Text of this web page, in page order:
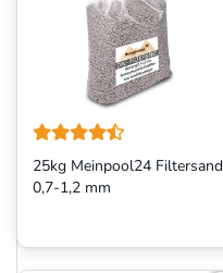
25kg Meinpool24 Filtersand
0,7-1,2 mm